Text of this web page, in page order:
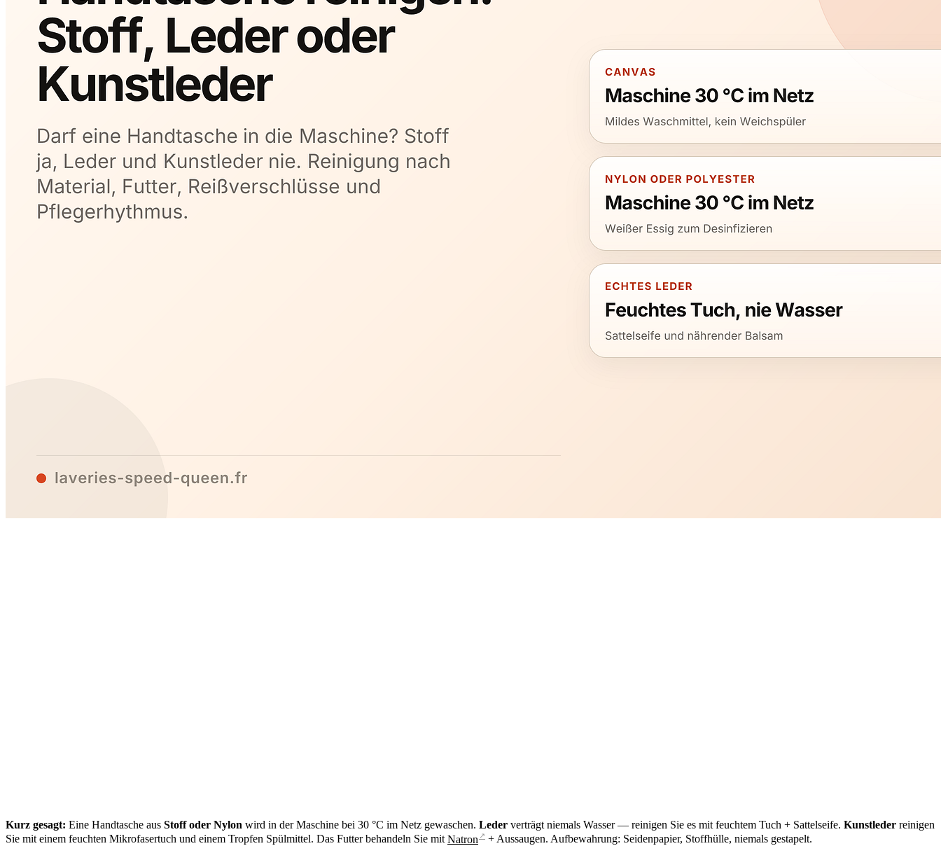
Kurz gesagt: Eine Handtasche aus Stoff oder Nylon wird in der Maschine bei 30 °C im Netz gewaschen. Leder verträgt niemals Wasser — reinigen Sie es mit feuchtem Tuch + Sattelseife. Kunstleder reinigen
Sie mit einem feuchten Mikrofasertuch und einem Tropfen Spülmittel. Das Futter behandeln Sie mitNatron ↗ + Aussaugen. Aufbewahrung: Seidenpapier, Stoffhülle, niemals gestapelt.